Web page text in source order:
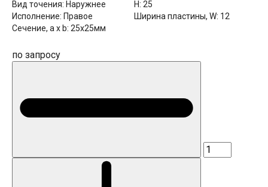
Вид точения: Наружнее H: 25
Исполнение: Правое Ширина пластины, W: 12
Сечение, a x b: 25x25мм
по запросу